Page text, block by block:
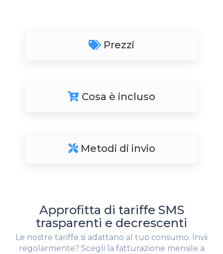
Prezzi
Cosa è incluso
Metodi di invio
Approfitta di tariffe SMS
trasparenti e decrescenti
Le nostre tariffe si adattano al tuo consumo. Invii
regolarmente? Scegli la fatturazione mensile a